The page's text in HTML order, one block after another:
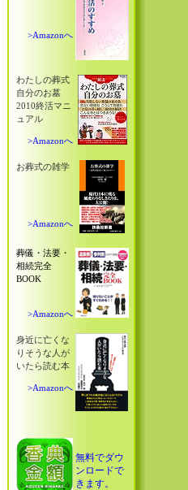
>Amazonへ
わたしの葬式
自分のお墓
2010終活マニ
ュアル
>Amazonへ
お葬式の雑学
>Amazonへ
葬儀・法要・
相続完全
BOOK
>Amazonへ
身近に亡くな
りそうな人が
いたら読む本
>Amazonへ
無料でダウ
ンロードで
きます。